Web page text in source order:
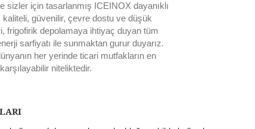
sizler için tasarlanmış ICEINOX dayanıklı
kaliteli, güvenilir, çevre dostu ve düşük
frigofirik depolamaya ihtiyaç duyan tüm
sarfiyatı ile sunmaktan gurur duyarız.
her yerinde ticari mutfakların en
niteliktedir.